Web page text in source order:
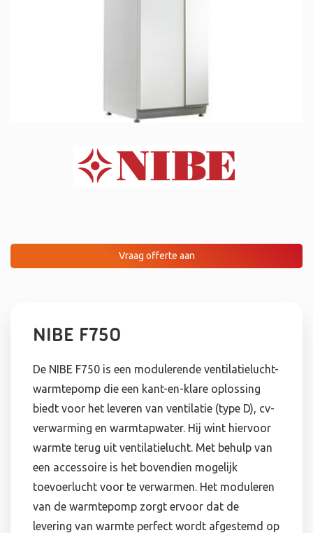
Vraag offerte aan
NIBE F750
De NIBE F750 is een modulerende ventilatielucht-
warmtepomp die een kant-en-klare oplossing
biedt voor het leveren van ventilatie (type D), cv-
verwarming en warmtapwater. Hij wint hiervoor
warmte terug uit ventilatielucht. Met behulp van
een accessoire is het bovendien mogelijk
toevoerlucht voor te verwarmen. Het moduleren
van de warmtepomp zorgt ervoor dat de
levering van warmte perfect wordt afgestemd op